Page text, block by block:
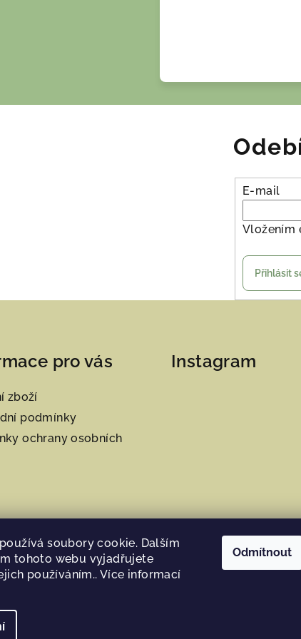
soubory cookie. Dalším
tohoto webu vyjadřujete
používáním.. Více informací
Odmítnout
E-mail
Vložením
Přihlásit
pro vás
zboží
podmínky
ochrany osobních
Instagram